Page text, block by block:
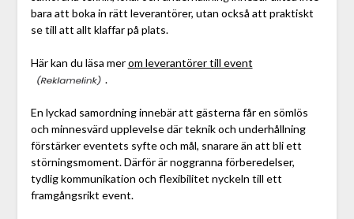
bara att boka in rätt leverantörer, utan också att praktiskt
se till att allt klaffar på plats.
Här kan du läsa merom leverantörer till event
.
En lyckad samordning innebär att gästerna får en sömlös
och minnesvärd upplevelse där teknik och underhållning
förstärker eventets syfte och mål, snarare än att bli ett
störningsmoment. Därför är noggranna förberedelser,
tydlig kommunikation och flexibilitet nyckeln till ett
framgångsrikt event.